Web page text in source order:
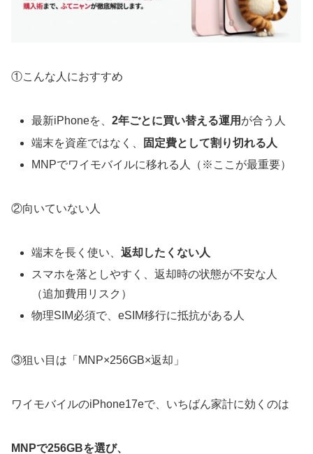
①こんな人におすすめ
最新iPhoneを、2年ごとに買い替える運用 が合う人
端末を資産ではなく、
固定費として割り切れる人
MNPでワイモバイルに移れる人（※ここが最重要）
②向いていない人
端末を長く使い、返却したくない人
スマホを落としやすく、返却時の状態が不安な人
（追加費用リスク）
物理SIM必須で、eSIM移行に抵抗がある人
③狙い目は「MNP×256GB×返却」
ワイモバイルのiPhone17eで、いちばん家計に効くのは
MNPで256GBを選び、